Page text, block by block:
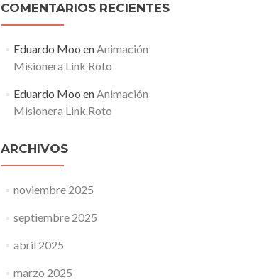
COMENTARIOS RECIENTES
Eduardo Moo enAnimación
Misionera Link Roto
Eduardo Moo enAnimación
Misionera Link Roto
ARCHIVOS
noviembre 2025
septiembre 2025
abril 2025
marzo 2025